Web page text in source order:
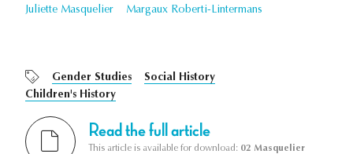
Juliette Masquelier Margaux Roberti-Lintermans
Gender Studies
Social History
Children's History
Read the full article
This article is available for download: 02 Masquelier